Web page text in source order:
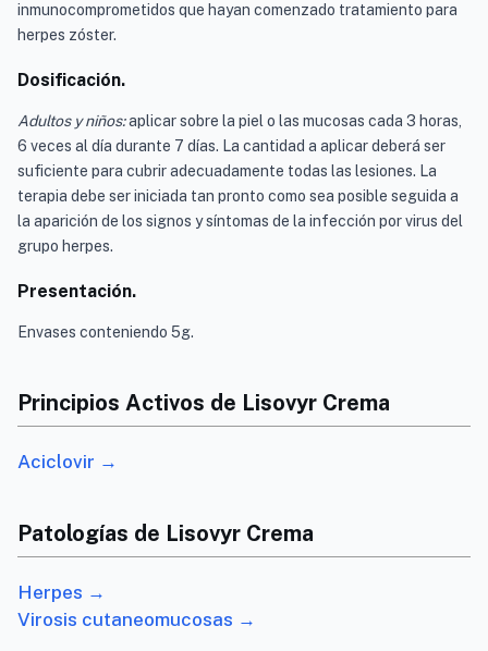
inmunocomprometidos que hayan comenzado tratamiento para
herpes zóster.
Dosificación.
Adultos y niños:aplicar sobre la piel o las mucosas cada 3 horas,
6 veces al día durante 7 días. La cantidad a aplicar deberá ser
suficiente para cubrir adecuadamente todas las lesiones. La
terapia debe ser iniciada tan pronto como sea posible seguida a
la aparición de los signos y síntomas de la infección por virus del
grupo herpes.
Presentación.
Envases conteniendo 5g.
Principios Activos de Lisovyr Crema
Aciclovir →
Patologías de Lisovyr Crema
Herpes →
Virosis cutaneomucosas →